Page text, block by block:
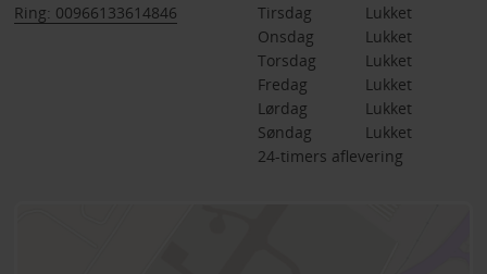
Ring: 00966133614846
Tirsdag
Lukket
Onsdag
Lukket
Torsdag
Lukket
Fredag
Lukket
Lørdag
Lukket
Søndag
Lukket
24-timers aflevering